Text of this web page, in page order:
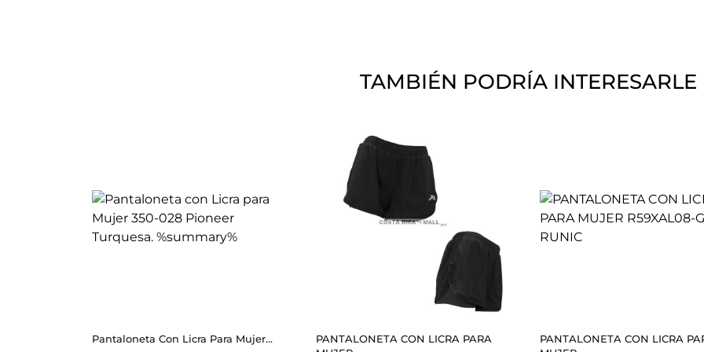
TAMBIÉN PODRÍA INTERESARLE
Pantaloneta Con Licra Para Mujer...
PANTALONETA CON LICRA PARA
PANTALONETA CON LICRA